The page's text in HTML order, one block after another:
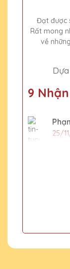
Đạt được
Rất mong
về
9
25/